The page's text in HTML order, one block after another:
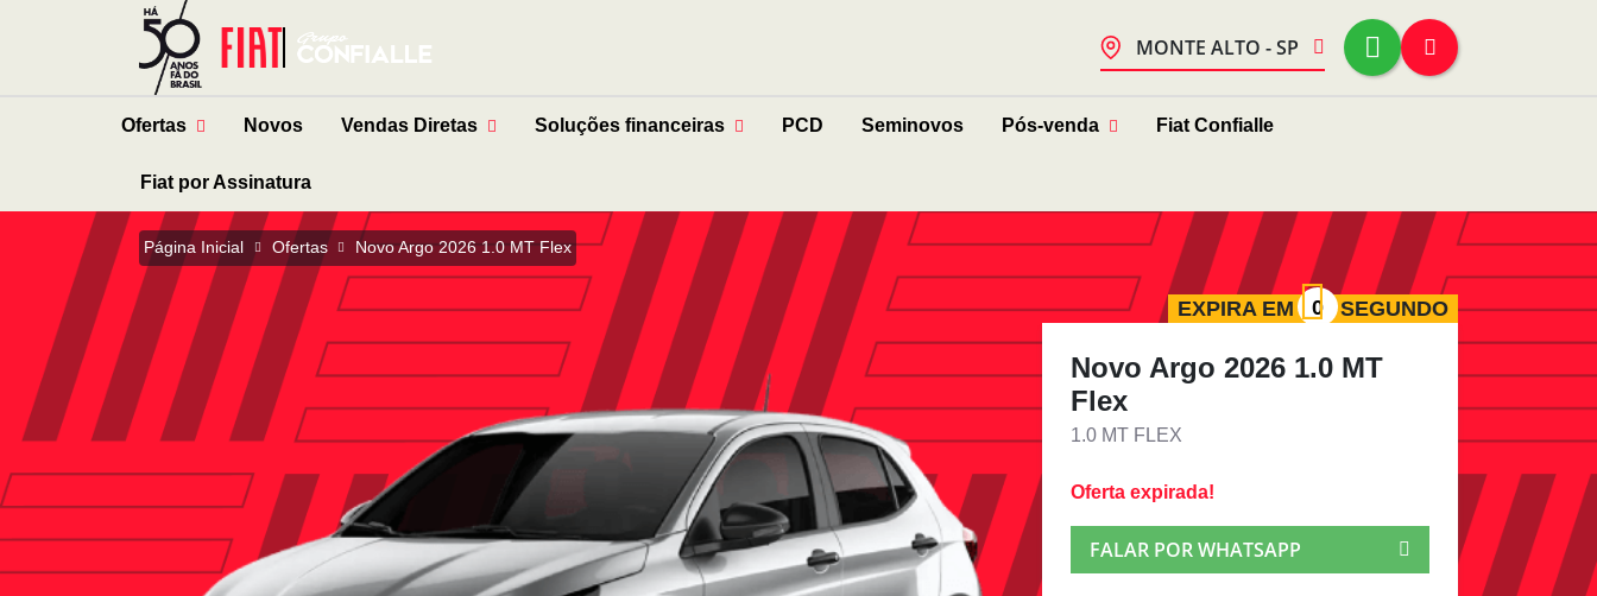
MONTE ALTO - SP
Ofertas Novos Vendas Diretas Soluções financeiras PCD Seminovos Pós-venda Fiat Confialle
Fiat por Assinatura
Página Inicial Ofertas Novo Argo 2026 1.0 MT Flex
EXPIRA EM SEGUNDO
Novo Argo 2026 1.0 MT
Flex
1.0 MT FLEX
Oferta expirada!
FALAR POR WHATSAPP